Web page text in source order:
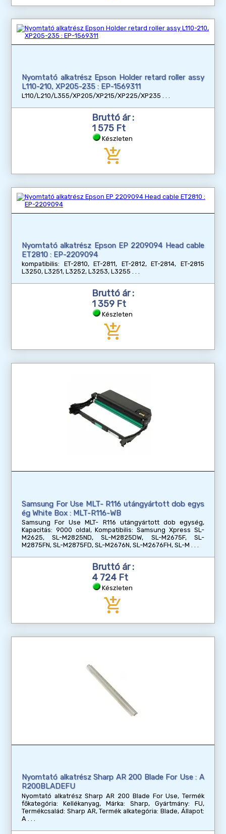
Nyomtató alkatrész Epson Holder retard roller assy
L110-210, XP205-235 : EP-1569311
L110/L210/L355/XP205/XP215/XP225/XP235
Bruttó ár :
1 575 Ft
Készleten
add_shopping_cart
Nyomtató alkatrész Epson EP 2209094 Head cable
ET2810 : EP-2209094
kompatibilis: ET-2810, ET-2811, ET-2812, ET-2814, ET-2815
L3250, L3251, L3252, L3253, L3255
Bruttó ár :
1 359 Ft
Készleten
add_shopping_cart
Samsung For Use MLT- R116 utángyártott dob egys
ég White Box : MLT-R116-WB
Samsung For Use MLT- R116 utángyártott dob egység,
Kapacitás: 9000 oldal, Kompatibilis: Samsung Xpress SL-
M2625, SL-M2825ND, SL-M2825DW, SL-M2675F, SL-
M2875FN, SL-M2875FD, SL-M2676N, SL-M2676FH, SL-M
Bruttó ár :
4 724 Ft
Készleten
add_shopping_cart
Nyomtató alkatrész Sharp AR 200 Blade For Use : A
R200BLADEFU
Nyomtató alkatrész Sharp AR 200 Blade For Use, Termék
főkategória: Kellékanyag, Márka: Sharp, Gyártmány: FU,
Termékcsalád: Sharp AR, Termék alkategória: Blade, Állapot:
A